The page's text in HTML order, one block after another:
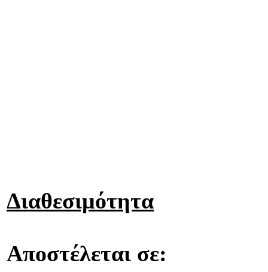
Διαθεσιμότητα
Αποστέλεται σε: